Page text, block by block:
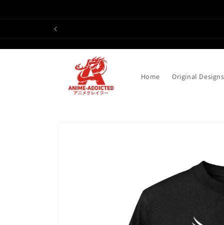
Home Original Designs